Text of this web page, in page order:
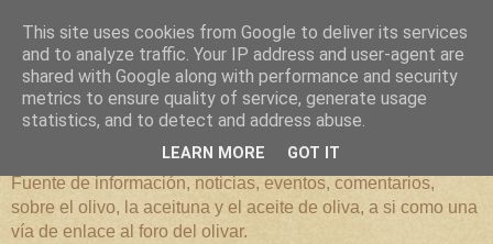
El mundo del Olivar
Fuente de información, noticias, eventos, comentarios,
sobre el olivo, la aceituna y el aceite de oliva, a si como una
vía de enlace al foro del olivar.
This site uses cookies from Google to deliver its services
and to analyze traffic. Your IP address and user-agent are
shared with Google along with performance and security
metrics to ensure quality of service, generate usage
statistics, and to detect and address abuse.
LEARN MORE GOT IT